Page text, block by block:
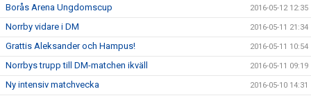
Borås Arena Ungdomscup 2016-05-12 12:35
Norrby vidare i DM 2016-05-11 21:34
Grattis Aleksander och Hampus! 2016-05-11 10:54
Norrbys trupp till DM-matchen ikväll 2016-05-11 09:19
Ny intensiv matchvecka 2016-05-10 14:31